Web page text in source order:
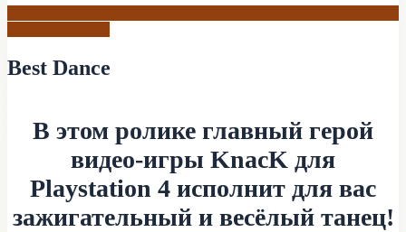
Best Dance
В этом ролике главный герой
видео-игры KnacK для
Playstation 4 исполнит для вас
зажигательный и весёлый танец!